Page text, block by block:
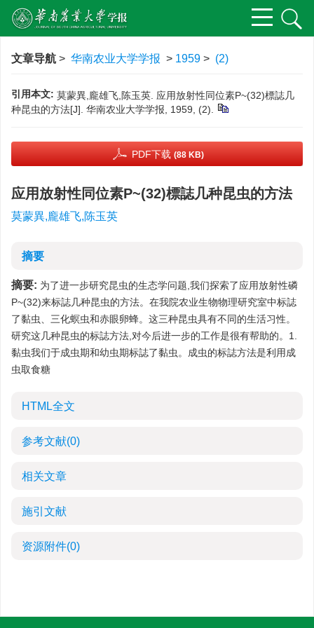
文章导航 > 华南农业大学学报 > 1959 > (2)
引用本文: 莫蒙異,龐雄飞,陈玉英. 应用放射性同位素P~(32)標誌几
种昆虫的方法[J]. 华南农业大学学报, 1959, (2).
PDF下载 (88 KB)
应用放射性同位素P~(32)標誌几种昆虫的方法
莫蒙異,龐雄飞,陈玉英
摘要
摘要: 为了进一步研究昆虫的生态学问题,我们探索了应用放射性磷
P~(32)来标誌几种昆虫的方法。在我院农业生物物理研究室中标誌
了黏虫、三化螟虫和赤眼卵蜂。这三种昆虫具有不同的生活习性。
研究这几种昆虫的标誌方法,对今后进一步的工作是很有帮助的。1.
黏虫我们于成虫期和幼虫期标誌了黏虫。成虫的标誌方法是利用成
虫取食糖
HTML全文
参考文献(0)
相关文章
施引文献
资源附件(0)